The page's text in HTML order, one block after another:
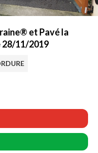
et Pavé la
28/11/2019